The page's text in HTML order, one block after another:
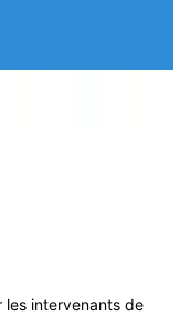
les intervenants de